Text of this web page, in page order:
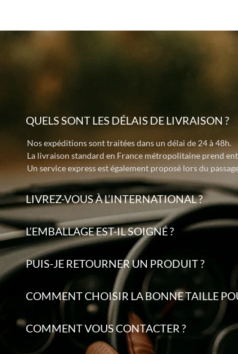
QUELS SONT LES DÉLAIS DE LIVRAISON ?
Nos expéditions sont traitées dans un délai de 24 à 48h.
La livraison standard en France métropolitaine prend
Un service express est également proposé lors du
LIVREZ-VOUS À L’INTERNATIONAL ?
L’EMBALLAGE EST-IL SOIGNÉ ?
PUIS-JE RETOURNER UN PRODUIT ?
COMMENT CHOISIR LA BONNE TAILLE
COMMENT VOUS CONTACTER ?